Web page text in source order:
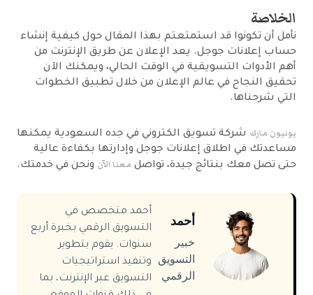
الخلاصة
نأمل أن تكونوا قد استمتعتم بهذا المقال حول كيفية إنشاء
حساب إعلانات جوجل. يعد الإعلان عن طريق الإنترنت من
أهم الأدوات التسويقية في الوقت الحالي، ويمكنك الآن
تحقيق النجاح في عالم الإعلان من خلال تطبيق الخطوات
التي شرحناها.
يونيون مارك شركة تسويق الكتروني في جده السعودية يمكنها
مساعدتك في اطلاق إعلانات جوجل وإدارتها بكفاءة عالية
حتى تصل معك بنتائج جيدة، تواصل معنا الآن ونحن في خدمتك.
أحمد
خبير
التسويق
الرقمي
أحمد متخصص في
التسويق الرقمي بخبرة أربع
سنوات. يقوم بتطوير
وتنفيذ استراتيجيات
التسويق عبر الإنترنت، بما